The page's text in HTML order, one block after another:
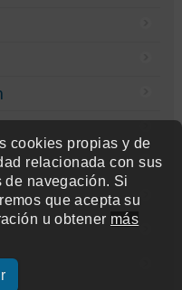
cookies propias y de
relacionada con sus
de navegación. Si
que acepta su
u obtener más